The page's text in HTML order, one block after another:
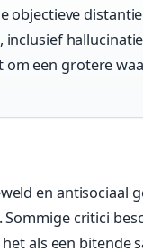
objectieve
een grotere
en antisociaal
critici
als een bitende